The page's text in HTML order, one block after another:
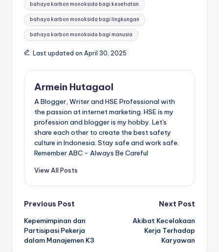
bahaya karbon monoksida bagi kesehatan
bahaya karbon monoksida bagi lingkungan
bahaya karbon monoksida bagi manusia
Last updated on April 30, 2025
Armein Hutagaol
A Blogger, Writer and HSE Professional with
the passion at internet marketing. HSE is my
profession and blogger is my hobby. Let's
share each other to create the best safety
culture in Indonesia. Stay safe and work safe.
Remember ABC - Always Be Careful
View All Posts
Post
navigation
Previous Post
Kepemimpinan dan
Partisipasi Pekerja
dalam Manajemen K3
Next Post
Akibat Kecelakaan
Kerja Terhadap
Karyawan